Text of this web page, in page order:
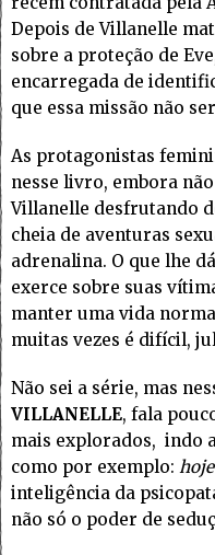
Depois de Villanelle
sobre a proteção de
encarregada de
que essa missão não
As protagonistas
nesse livro, embora
Villanelle desfrutando
cheia de aventuras
adrenalina. O que lhe
exerce sobre suas
manter uma vida
muitas vezes é difícil,
Não sei a série, mas
VILLANELLE, fala
mais explorados, indo
como por exemplo:
inteligência da
não só o poder de